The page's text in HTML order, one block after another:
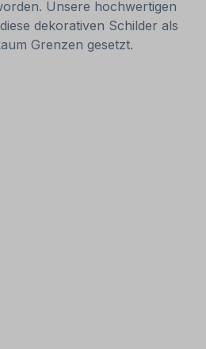
Unsere hochwertigen
dekorativen Schilder als
Grenzen gesetzt.